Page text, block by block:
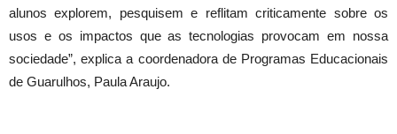
alunos explorem, pesquisem e reflitam criticamente sobre os
usos e os impactos que as tecnologias provocam em nossa
sociedade”, explica a coordenadora de Programas Educacionais
de Guarulhos, Paula Araujo.